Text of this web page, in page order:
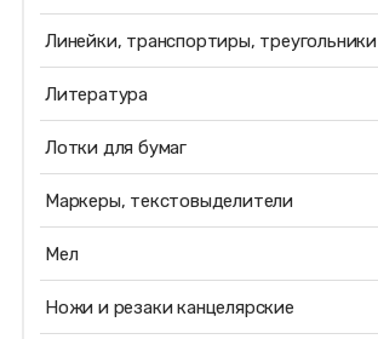
Линейки, транспортиры, треугольники
Литература
Лотки для бумаг
Маркеры, текстовыделители
Мел
Ножи и резаки канцелярские